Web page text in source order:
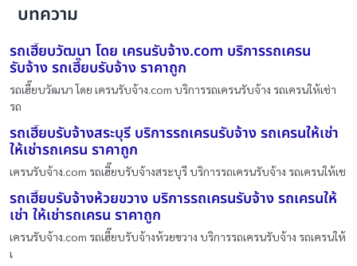
บทความ
รถเฮี๊ยบวัฒนา โดย เครนรับจ้าง.com บริการรถเครน
รับจ้าง รถเฮี๊ยบรับจ้าง ราคาถูก
รถเฮี๊ยบวัฒนา โดย เครนรับจ้าง.com บริการรถเครนรับจ้าง รถเครนให้เช่า
รถ
รถเฮี๊ยบรับจ้างสระบุรี บริการรถเครนรับจ้าง รถเครนให้เช่า
ให้เช่ารถเครน ราคาถูก
เครนรับจ้าง.com รถเฮี๊ยบรับจ้างสระบุรี บริการรถเครนรับจ้าง รถเครนให้เช
รถเฮี๊ยบรับจ้างห้วยขวาง บริการรถเครนรับจ้าง รถเครนให้
เช่า ให้เช่ารถเครน ราคาถูก
เครนรับจ้าง.com รถเฮี๊ยบรับจ้างห้วยขวาง บริการรถเครนรับจ้าง รถเครนให้
เ